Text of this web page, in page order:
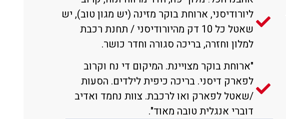
ליורודיסני, ארוחת בוקר מזינה (יש מגון טוב), יש
שאטל כל 10 דק מהיורודיסני / תחנת רכבת
למלון וחזרה, בריכה סגורה וחדר כושר.
"ארוחת בוקר מצויינת. המיקום די נח וקרוב
לפארק דיסני. בריכה כיפית לילדים. הסעות
/שאטל לפארק ואו לרכבת. צוות נחמד ואדיב
דוברי אנגלית טובה מאוד".